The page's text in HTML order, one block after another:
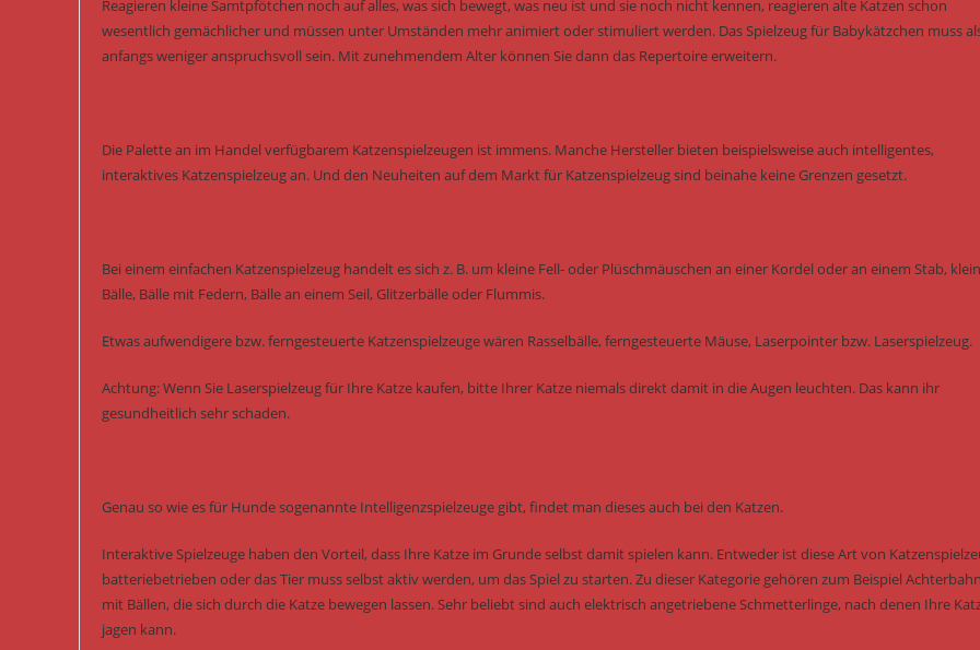
Reagieren kleine Samtpfötchen noch auf alles, was sich bewegt, was neu ist und sie noch nicht kennen, reagieren alte Katzen schon
wesentlich gemächlicher und müssen unter Umständen mehr animiert oder stimuliert werden. Das Spielzeug für Babykätzchen muss
anfangs weniger anspruchsvoll sein. Mit zunehmendem Alter können Sie dann das Repertoire erweitern.
Die Palette an im Handel verfügbarem Katzenspielzeugen ist immens. Manche Hersteller bieten beispielsweise auch intelligentes,
interaktives Katzenspielzeug an. Und den Neuheiten auf dem Markt für Katzenspielzeug sind beinahe keine Grenzen gesetzt.
Bei einem einfachen Katzenspielzeug handelt es sich z. B. um kleine Fell- oder Plüschmäuschen an einer Kordel oder an einem Stab,
Bälle, Bälle mit Federn, Bälle an einem Seil, Glitzerbälle oder Flummis.
Etwas aufwendigere bzw. ferngesteuerte Katzenspielzeuge wären Rasselbälle, ferngesteuerte Mäuse, Laserpointer bzw. Laserspielzeug.
Achtung: Wenn Sie Laserspielzeug für Ihre Katze kaufen, bitte Ihrer Katze niemals direkt damit in die Augen leuchten. Das kann ihr
gesundheitlich sehr schaden.
Genau so wie es für Hunde sogenannte Intelligenzspielzeuge gibt, findet man dieses auch bei den Katzen.
Interaktive Spielzeuge haben den Vorteil, dass Ihre Katze im Grunde selbst damit spielen kann. Entweder ist diese Art von
batteriebetrieben oder das Tier muss selbst aktiv werden, um das Spiel zu starten. Zu dieser Kategorie gehören zum Beispiel
mit Bällen, die sich durch die Katze bewegen lassen. Sehr beliebt sind auch elektrisch angetriebene Schmetterlinge, nach denen Ihre
jagen kann.